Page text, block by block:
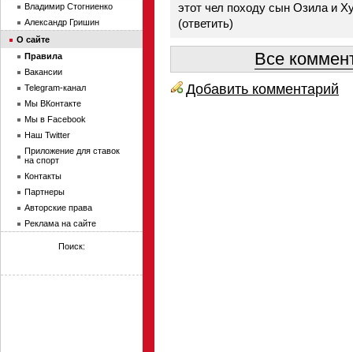
этот чел походу сын Озила и
(ответить)
Все
Добавить комментарий
Владимир Стогниенко
Александр Гришин
О сайте
Правила
Вакансии
Telegram-канал
Мы ВКонтакте
Мы в Facebook
Наш Twitter
Приложение для ставок
на спорт
Контакты
Партнеры
Авторские права
Реклама на сайте
Поиск: